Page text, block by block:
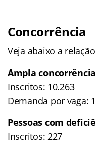
Concorrência
Veja abaixo a
Ampla
Inscritos: 10.263
Demanda por vaga:
Pessoas com
Inscritos: 227